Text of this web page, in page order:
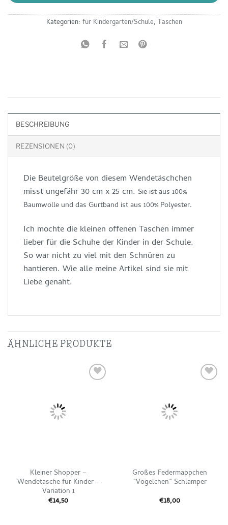
Kategorien: für Kindergarten/Schule, Taschen
BESCHREIBUNG
REZENSIONEN (0)
Die Beutelgröße von diesem Wendetäschchen
misst ungefähr 30 cm x 25 cm. Sie ist aus 100%
Baumwolle und das Gurtband ist aus 100% Polyester.
Ich mochte die kleinen offenen Taschen immer
lieber für die Schuhe der Kinder in der Schule.
So war nicht zu viel mit den Schnüren zu
hantieren. Wie alle meine Artikel sind sie mit
Liebe genäht.
ÄHNLICHE PRODUKTE
Kleiner Shopper –
Wendetasche für Kinder –
Variation 1
€14,50
Großes Federmäppchen
“Vögelchen” Schlamper
€18,00